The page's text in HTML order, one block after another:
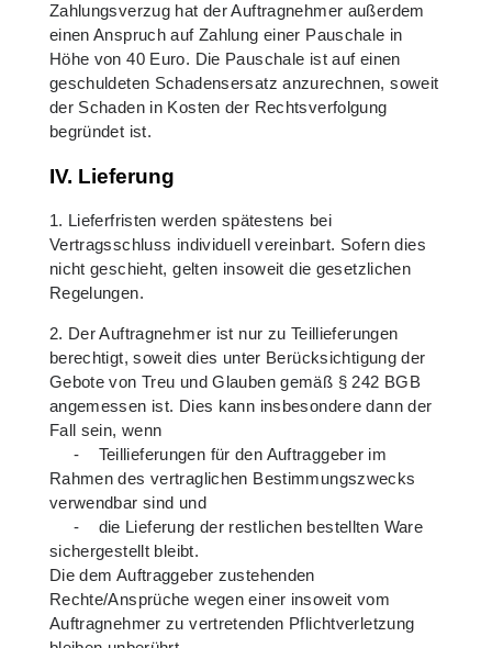
Zahlungsverzug hat der Auftragnehmer außerdem
einen Anspruch auf Zahlung einer Pauschale in
Höhe von 40 Euro. Die Pauschale ist auf einen
geschuldeten Schadensersatz anzurechnen, soweit
der Schaden in Kosten der Rechtsverfolgung
begründet ist.
IV. Lieferung
1. Lieferfristen werden spätestens bei
Vertragsschluss individuell vereinbart. Sofern dies
nicht geschieht, gelten insoweit die gesetzlichen
Regelungen.
2. Der Auftragnehmer ist nur zu Teillieferungen
berechtigt, soweit dies unter Berücksichtigung der
Gebote von Treu und Glauben gemäß § 242 BGB
angemessen ist. Dies kann insbesondere dann der
Fall sein, wenn
- Teillieferungen für den Auftraggeber im
Rahmen des vertraglichen Bestimmungszwecks
verwendbar sind und
- die Lieferung der restlichen bestellten Ware
sichergestellt bleibt.
Die dem Auftraggeber zustehenden
Rechte/Ansprüche wegen einer insoweit vom
Auftragnehmer zu vertretenden Pflichtverletzung